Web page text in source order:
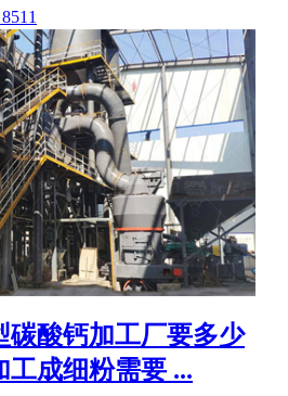
碳酸钙加工厂要多少
工成细粉需要 ...